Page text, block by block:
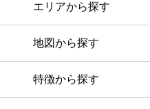
エリアから探す
地図から探す
特徴から探す